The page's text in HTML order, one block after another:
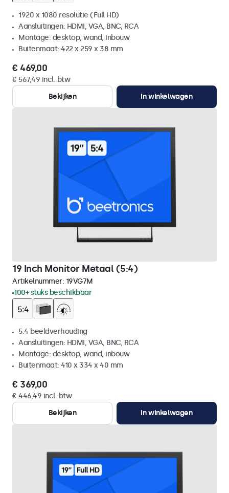
1920 x 1080 resolutie (Full HD)
Aansluitingen: HDMI, VGA, BNC, RCA
Montage: desktop, wand, inbouw
Buitenmaat: 422 x 259 x 38 mm
€ 469,00
€ 567,49 incl. btw
Bekijken
In winkelwagen
19 Inch Monitor Metaal (5:4)
Artikelnummer: 19VG7M
100+ stuks beschikbaar
5:4 beeldverhouding
Aansluitingen: HDMI, VGA, BNC, RCA
Montage: desktop, wand, inbouw
Buitenmaat: 410 x 334 x 40 mm
€ 369,00
€ 446,49 incl. btw
Bekijken
In winkelwagen